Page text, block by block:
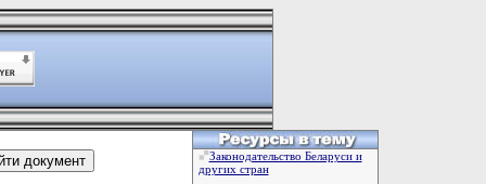
Законодательство Беларуси и
других стран